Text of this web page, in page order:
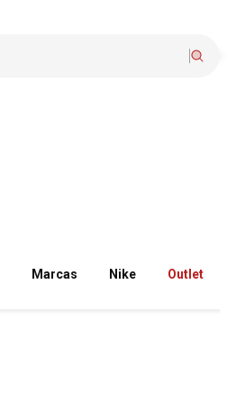
Marcas Nike Outlet